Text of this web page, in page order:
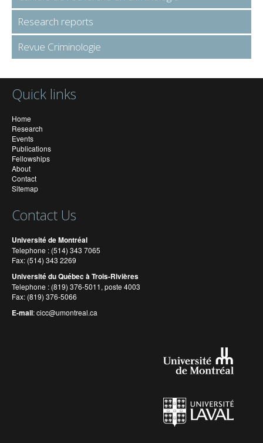
Research reports
Revue Criminologie
Quick links
Home
Research
Events
Publications
Fellowships
About
Contact
Sitemap
Contact Us
Université de Montréal
Telephone : (514) 343 7065
Fax: (514) 343 2269
Université du Québec à Trois-Rivières
Telephone : (819) 376-5011, poste 4003
Fax: (819) 376-5066
E-mail:cicc@umontreal.ca